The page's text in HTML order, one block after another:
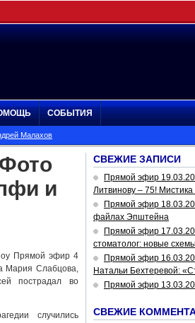
СОБЫТИЯ
Малахов
и
Прямой эфир 4
Мария Слабцова,
пострадал во
случились
СВЕЖИЕ ЗАПИСИ
Прямой эфир
Литвинову – 75!
Прямой эфир
файлах Эпштейна
Прямой эфир
стоматолог: новые
Прямой эфир
Натальи Бехтеревой:
Прямой эфир
СВЕЖИЕ